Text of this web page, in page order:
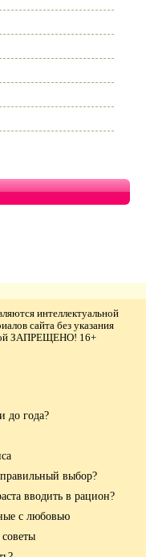
интеллектуальной
сайта без указания
ЗАПРЕЩЕНО! 16+
до года?
выбор?
вводить в рацион?
с любовью